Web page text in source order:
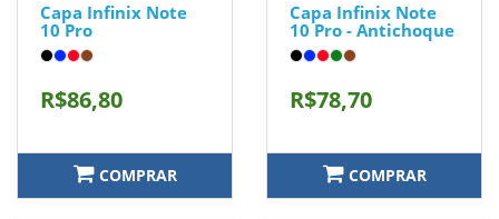
Capa Infinix Note
10 Pro
R$86,80
COMPRAR
Capa Infinix Note
10 Pro - Antichoque
R$78,70
COMPRAR